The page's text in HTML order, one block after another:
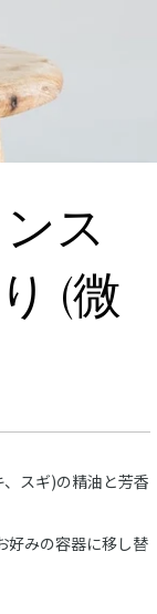
ス
(微
スギ)の精油と芳香
好みの容器に移し替